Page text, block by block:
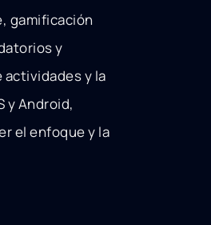
gamificación
y
y la
y Android,
el enfoque y la